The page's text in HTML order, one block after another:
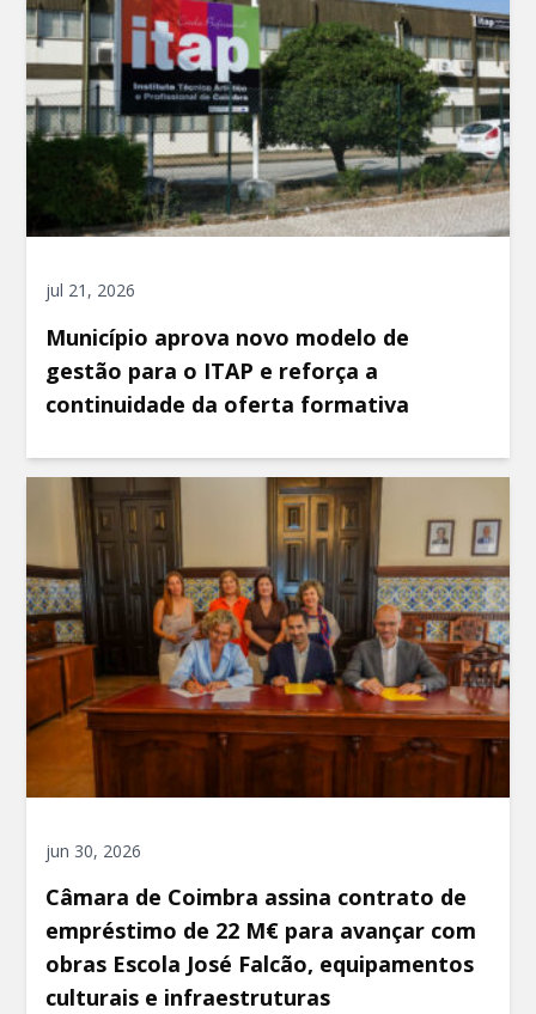
jul 21, 2026
Município aprova novo modelo de
gestão para o ITAP e reforça a
continuidade da oferta formativa
jun 30, 2026
Câmara de Coimbra assina contrato de
empréstimo de 22 M€ para avançar com
obras Escola José Falcão, equipamentos
culturais e infraestruturas